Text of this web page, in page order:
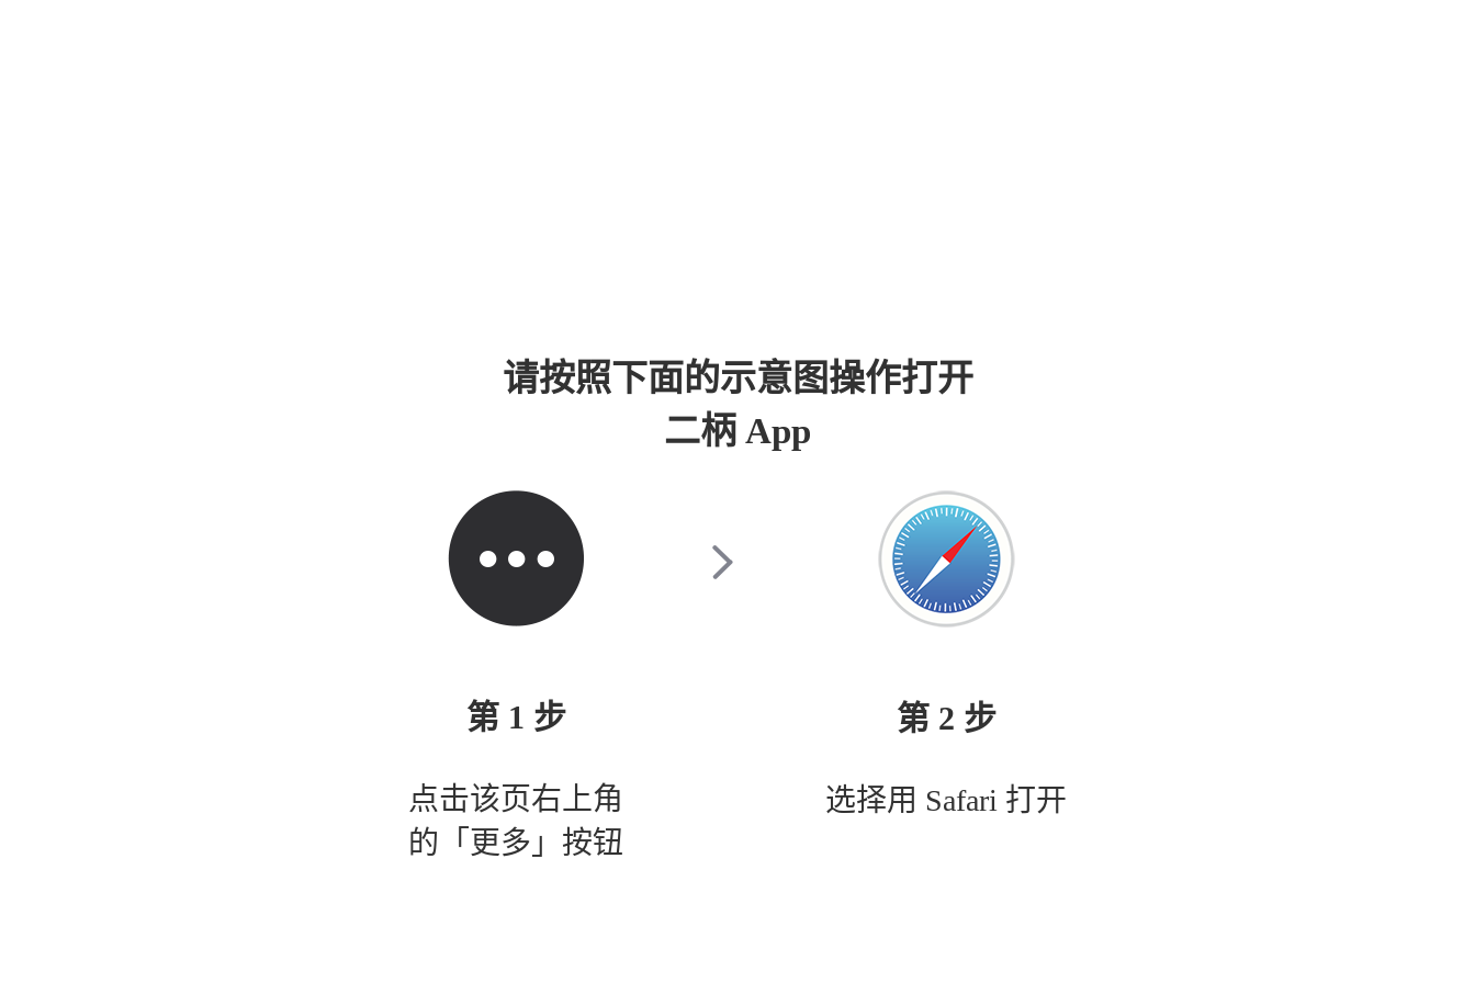
请按照下面的示意图操作打开
二柄 App
第 1 步
点击该页右上角
的「更多」按钮
第 2 步
选择用 Safari 打开